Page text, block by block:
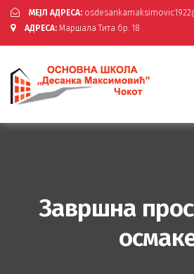
МЕЈЛ АДРЕСА:
АДРЕСА: Маршала Тита бр. 18
Завршна